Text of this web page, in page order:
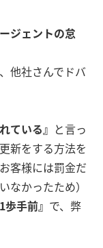
ージェントの怠
他社さんでドバ
ている』 と言っ
新をする方法を
客様には罰金だ
なかったため）
手前』 で、弊